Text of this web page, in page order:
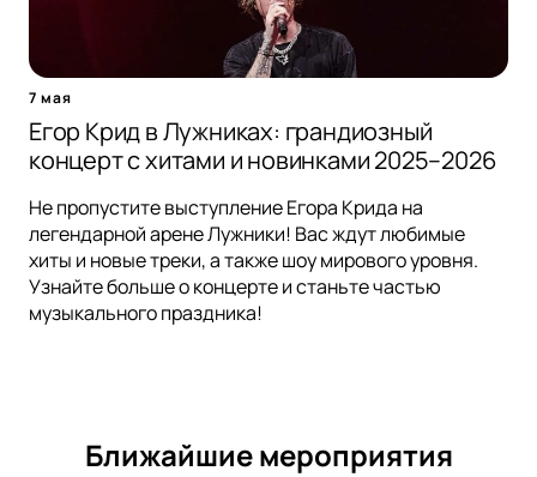
7 мая
Егор Крид в Лужниках: грандиозный
концерт с хитами и новинками 2025–2026
Не пропустите выступление Егора Крида на
легендарной арене Лужники! Вас ждут любимые
хиты и новые треки, а также шоу мирового уровня.
Узнайте больше о концерте и станьте частью
музыкального праздника!
Ближайшие мероприятия